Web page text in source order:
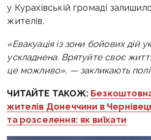
у Курахівській громаді
жителів.
«Евакуація із зони бойових дій
ускладнена. Врятуйте своє
це можливо», — закликають
ЧИТАЙТЕ ТАКОЖ:
жителів Донеччини в
та розселення: як виїхати